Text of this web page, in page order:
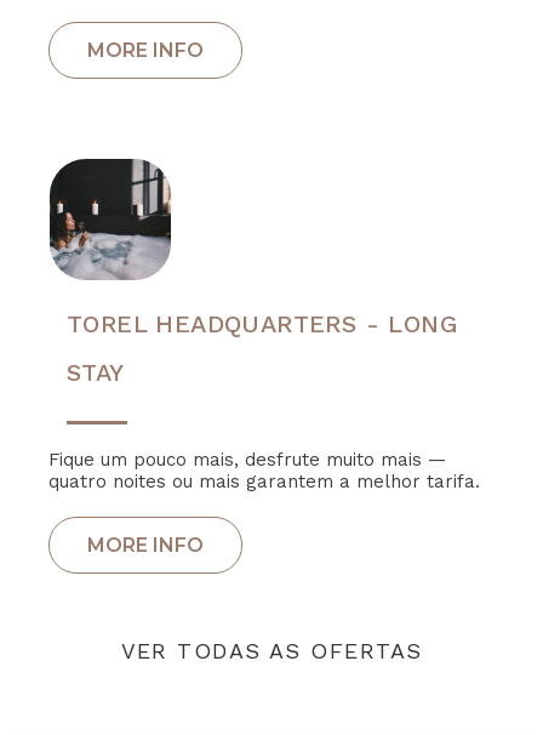
TOREL HEADQUARTERS - LONG
STAY
Fique um pouco mais, desfrute muito mais —
quatro noites ou mais garantem a melhor tarifa.
VER TODAS AS OFERTAS